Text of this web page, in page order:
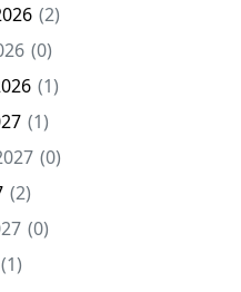
)
)
управляющий
(2)
(0)
(1)
(1)
(0)
(2)
(0)
(1)